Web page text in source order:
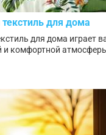
для дома
для дома играет
и комфортной